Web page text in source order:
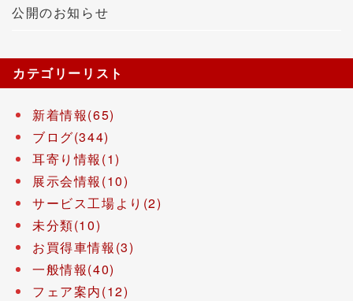
公開のお知らせ
カテゴリーリスト
新着情報(65)
ブログ(344)
耳寄り情報(1)
展示会情報(10)
サービス工場より(2)
未分類(10)
お買得車情報(3)
一般情報(40)
フェア案内(12)